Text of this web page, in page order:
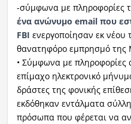
-σύμφωνα με πληροφορίες
ένα ανώνυμο email που
FBI ενεργοποίησαν εκ νέου
θανατηφόρο εμπρησμό της
• Σύμφωνα με πληροφορίες
επίμαχο ηλεκτρονικό
δράστες της φονικής
εκδόθηκαν εντάλματα
πρόσωπα που φέρεται να